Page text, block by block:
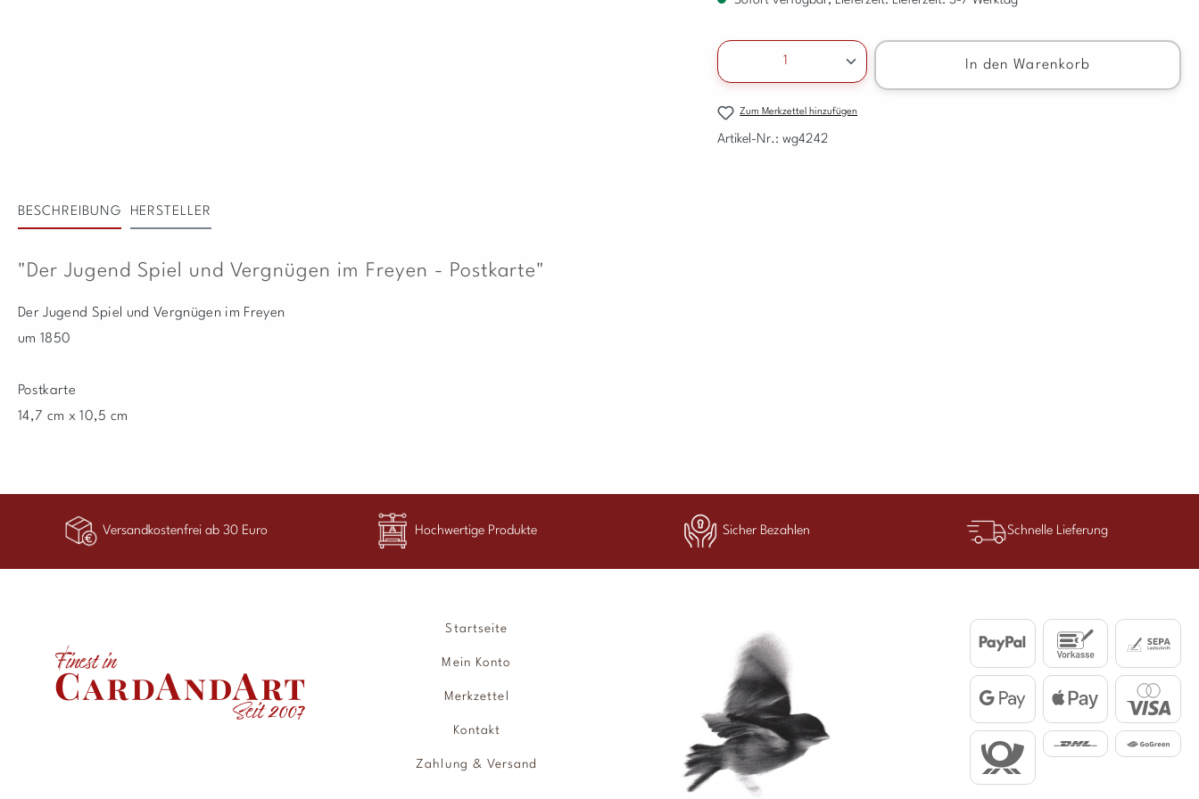
Produkt Anzahl: Gib den gewünschten Wert ein oder
In den Warenkorb
Zum Merkzettel hinzufügen
Artikel-Nr.: wg4242
BESCHREIBUNG HERSTELLER
"Der Jugend Spiel und Vergnügen im Freyen - Postkarte"
Der Jugend Spiel und Vergnügen im Freyen
um 1850
Postkarte
14,7 cm x 10,5 cm
Versandkostenfrei ab 30 Euro Hochwertige Produkte Sicher Bezahlen Schnelle Lieferung
Startseite
Mein Konto
Merkzettel
Kontakt
Zahlung & Versand